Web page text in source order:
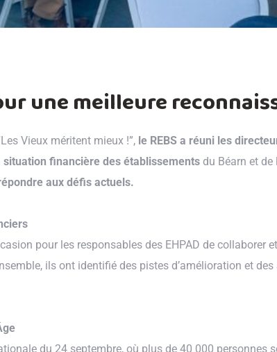
une meilleure
Vieux méritent mieux !”, le REBS a réuni les
situation financière des établissements du Béarn et
aux défis actuels.
pour les responsables des EHPAD de
ils ont identifié des pistes d’amélioration et
du 24 septembre, où plus de 40 000 personnes